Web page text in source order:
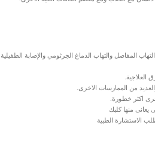
المفاصل والتهاب الدماغ الجرثومي والإصابة الطفيلية.
من الممارسات الاخرى.
اكثر خطورة.
يعانى منها كلبك
الاستشارة الطبية